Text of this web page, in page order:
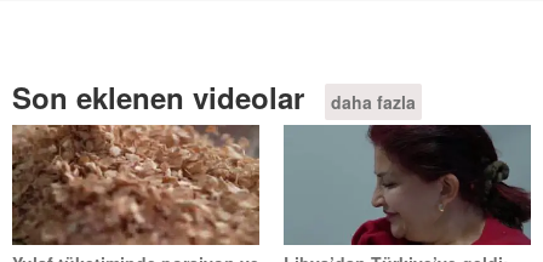
Son eklenen videolar daha fazla